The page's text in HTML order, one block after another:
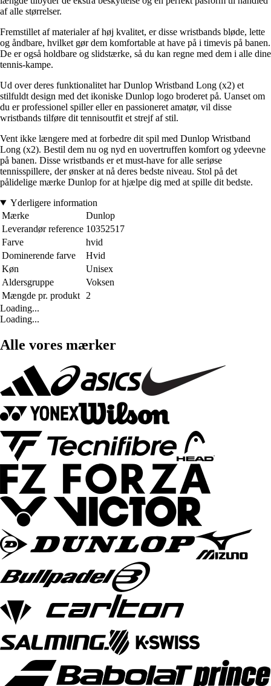
af alle størrelser.
Fremstillet af materialer af høj kvalitet, er disse wristbands bløde, lette
og åndbare, hvilket gør dem komfortable at have på i timevis på banen.
De er også holdbare og slidstærke, så du kan regne med dem i alle dine
tennis-kampe.
Ud over deres funktionalitet har Dunlop Wristband Long (x2) et
stilfuldt design med det ikoniske Dunlop logo broderet på. Uanset om
du er professionel spiller eller en passioneret amatør, vil disse
wristbands tilføre dit tennisoutfit et strejf af stil.
Vent ikke længere med at forbedre dit spil med Dunlop Wristband
Long (x2). Bestil dem nu og nyd en uovertruffen komfort og ydeevne
på banen. Disse wristbands er et must-have for alle seriøse
tennisspillere, der ønsker at nå deres bedste niveau. Stol på det
pålidelige mærke Dunlop for at hjælpe dig med at spille dit bedste.
Yderligere information
Mærke
Dunlop
Leverandør reference 10352517
Farve
hvid
Dominerende farve
Hvid
Køn
Unisex
Aldersgruppe
Voksen
Mængde pr. produkt
2
Loading...
Loading...
Alle vores mærker